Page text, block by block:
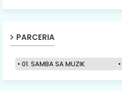
PARCERIA
01. SAMBA SA MUZIK